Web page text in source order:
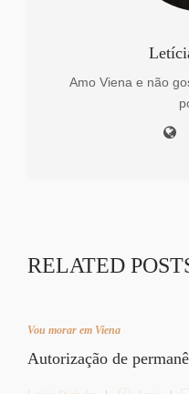
Amo Viena e não
RELATED
Vou morar em Viena
Autorização de